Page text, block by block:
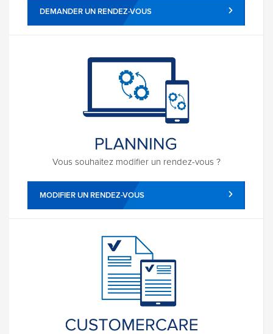
DEMANDER UN RENDEZ-VOUS
Vous souhaitez modifier un rendez-vous ?
MODIFIER UN RENDEZ-VOUS